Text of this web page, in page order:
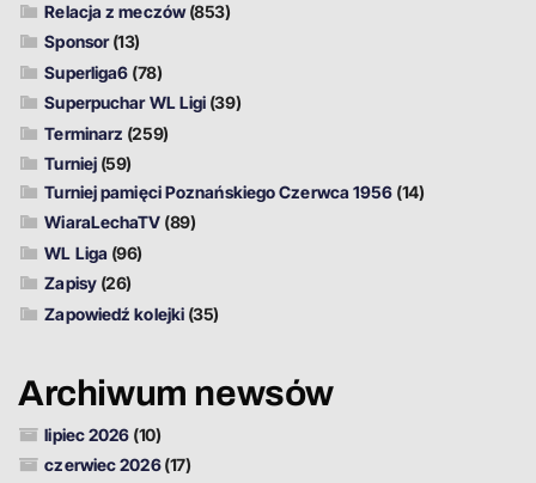
Relacja z meczów(853)
Sponsor(13)
Superliga6 (78)
Superpuchar WL Ligi (39)
Terminarz (259)
Turniej (59)
Turniej pamięci Poznańskiego Czerwca 1956 (14)
WiaraLechaTV (89)
WL Liga (96)
Zapisy(26)
Zapowiedź kolejki (35)
Archiwum newsów
lipiec 2026 (10)
czerwiec 2026(17)